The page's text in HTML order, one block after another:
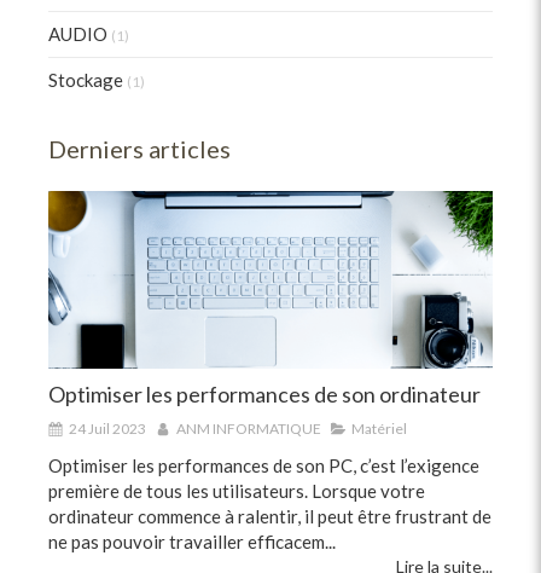
AUDIO (1)
Stockage (1)
Derniers articles
Optimiser les performances de son ordinateur
24 Juil 2023 ANM INFORMATIQUE Matériel
Optimiser les performances de son PC, c’est l’exigence
première de tous les utilisateurs. Lorsque votre
ordinateur commence à ralentir, il peut être frustrant de
ne pas pouvoir travailler efficacem...
Lire la suite...